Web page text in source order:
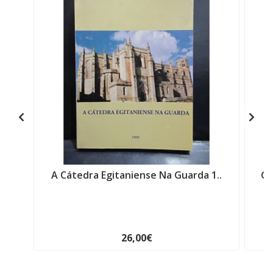
A Cátedra Egitaniense Na Guarda 1..
26,00€